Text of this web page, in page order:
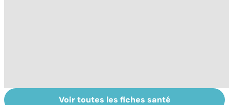
Voir toutes les fiches santé